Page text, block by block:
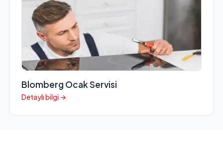
Blomberg Ocak Servisi
Detaylı bilgi →